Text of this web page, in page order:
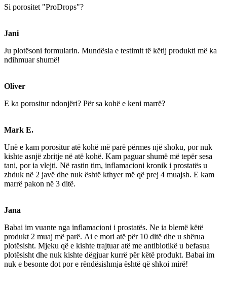
Si porositet "ProDrops"?
Jani
Ju plotësoni formularin. Mundësia e testimit të këtij produkti më ka
ndihmuar shumë!
Oliver
E ka porositur ndonjëri? Për sa kohë e keni marrë?
Mark E.
Unë e kam porositur atë kohë më parë përmes një shoku, por nuk
kishte asnjë zbritje në atë kohë. Kam paguar shumë më tepër sesa
tani, por ia vlejti. Në rastin tim, inflamacioni kronik i prostatës u
zhduk në 2 javë dhe nuk është kthyer më që prej 4 muajsh. E kam
marrë pakon në 3 ditë.
Jana
Babai im vuante nga inflamacioni i prostatës. Ne ia blemë këtë
produkt 2 muaj më parë. Ai e mori atë për 10 ditë dhe u shërua
plotësisht. Mjeku që e kishte trajtuar atë me antibiotikë u befasua
plotësisht dhe nuk kishte dëgjuar kurrë për këtë produkt. Babai im
nuk e besonte dot por e rëndësishmja është që shkoi mirë!